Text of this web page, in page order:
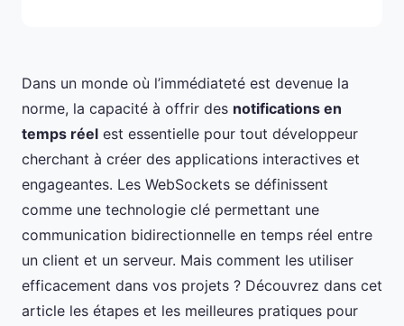
Dans un monde où l’immédiateté est devenue la
norme, la capacité à offrir des notifications en
temps réel est essentielle pour tout développeur
cherchant à créer des applications interactives et
engageantes. Les WebSockets se définissent
comme une technologie clé permettant une
communication bidirectionnelle en temps réel entre
un client et un serveur. Mais comment les utiliser
efficacement dans vos projets ? Découvrez dans cet
article les étapes et les meilleures pratiques pour